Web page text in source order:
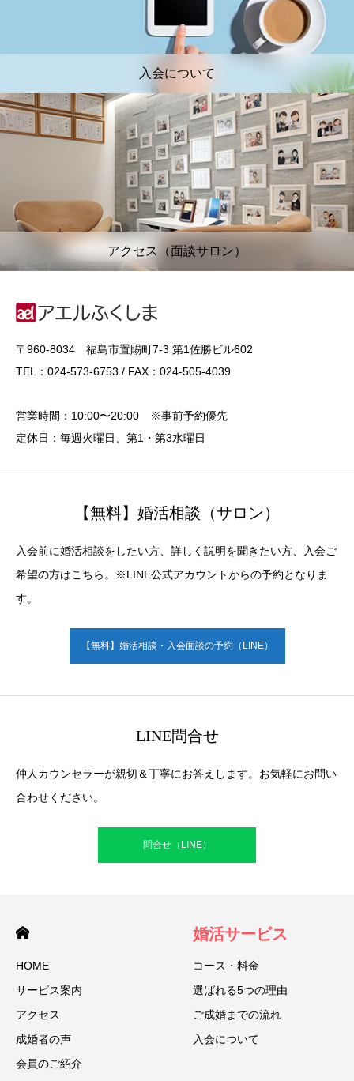
入会について
アクセス（面談サロン）
〒960-8034 福島市置賜町7-3 第1佐勝ビル602
TEL：024-573-6753 / FAX：024-505-4039
営業時間：10:00〜20:00 ※事前予約優先
定休日：毎週火曜日、第1・第3水曜日
【無料】婚活相談（サロン）
入会前に婚活相談をしたい方、詳しく説明を聞きたい方、入会ご
希望の方はこちら。※LINE公式アカウントからの予約となりま
す。
【無料】婚活相談・入会面談の予約（LINE）
LINE問合せ
仲人カウンセラーが親切＆丁寧にお答えします。お気軽にお問い
合わせください。
問合せ（LINE）
HOME
サービス案内
アクセス
成婚者の声
会員のご紹介
婚活サービス
コース・料金
選ばれる5つの理由
ご成婚までの流れ
入会について